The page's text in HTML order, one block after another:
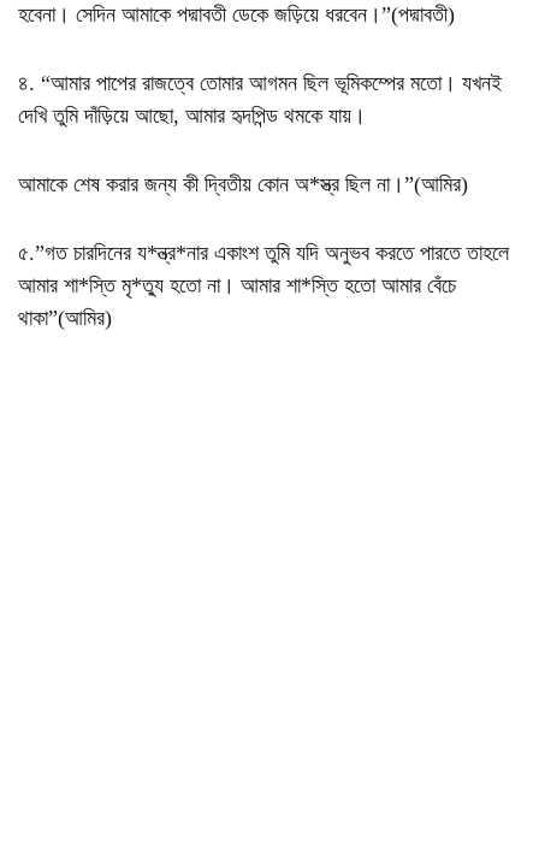
হবেনা। সেদিন আমাকে পদ্মাবতী ডেকে জড়িয়ে ধরবেন।”(পদ্মাবতী)
৪. “আমার পাপের রাজত্বে তোমার আগমন ছিল ভূমিকম্পের মতো। যখনই
দেখি তুমি দাঁড়িয়ে আছো, আমার হৃদপিন্ড থমকে যায়।
আমাকে শেষ করার জন্য কী দ্বিতীয় কোন অ*স্ত্র ছিল না।”(আমির)
৫.”গত চারদিনের য*ন্ত্র*নার একাংশ তুমি যদি অনুভব করতে পারতে তাহলে
আমার শা*স্তি মৃ*ত্যু হতো না। আমার শা*স্তি হতো আমার বেঁচে
থাকা”(আমির)